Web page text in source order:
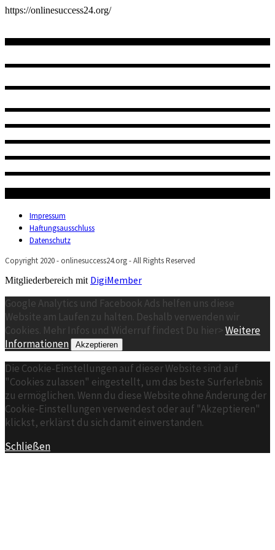
https://onlinesuccess24.org/
Impressum
Haftungsausschluss
Datenschutz
Copyright 2020 - onlinesuccess24.org - All Rights Reserved
Mitgliederbereich mit DigiMember
Google Analytics und Facebook Ads helfen uns diese
Website am Laufen zu halten. Deshalb verwenden wir
Cookies. Mehr Infos und Widerruf findest Du hier>Weitere
Informationen
Akzeptieren
Die Cookie-Einstellungen auf dieser Website sind auf
"Cookies zulassen" eingestellt, um das beste Surferlebnis
zu ermöglichen. Wenn du diese Website ohne Änderung der
Cookie-Einstellungen verwendest oder auf "Akzeptieren"
klickst, erklärst du sich damit einverstanden.
Schließen